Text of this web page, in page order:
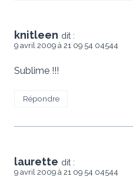
knitleen dit :
9 avril 2009 à 21 09 54 04544
Sublime !!!
Répondre
laurette dit :
9 avril 2009 à 21 09 54 04544